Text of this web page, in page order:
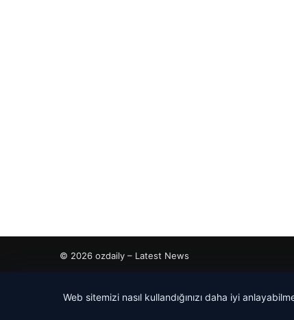
© 2026 ozdaily – Latest News
Web sitemizi nasıl kullandığınızı daha iyi